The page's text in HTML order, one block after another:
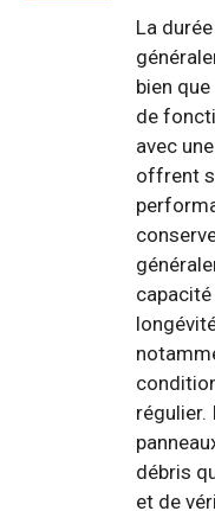
La
bien
de
avec
offrent
régulier.
débris
et de